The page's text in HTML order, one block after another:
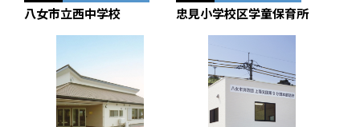
八女市立西中学校 忠見小学校区学童保育所